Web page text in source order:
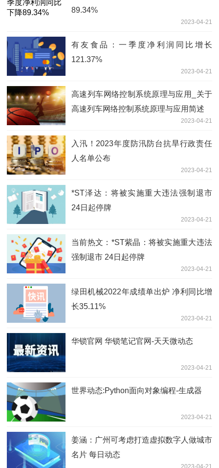
89.34%
2023-04-21
有友食品：一季度净利润同比增长
121.37%
2023-04-21
高速列车网络控制系统原理与应用_关于
高速列车网络控制系统原理与应用简述
2023-04-21
入汛！2023年度防汛防台抗旱行政责任
人名单公布
2023-04-21
*ST泽达：将被实施重大违法强制退市
24日起停牌
2023-04-21
当前热文：*ST紫晶：将被实施重大违法
强制退市 24日起停牌
2023-04-21
绿田机械2022年成绩单出炉 净利同比增
长35.11%
2023-04-21
华锁官网 华锁笔记官网-天天微动态
2023-04-21
世界动态:Python面向对象编程-生成器
2023-04-21
姜涵：广州可考虑打造虚拟数字人做城市
名片 每日动态
2023-04-21